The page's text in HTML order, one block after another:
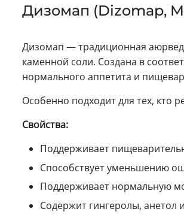
Дизомап (Dizomap,
Дизомап — традиционная
каменной соли. Создана в
нормального аппетита и
Особенно подходит для тех, кто
Свойства:
Поддерживает
Способствует уменьшению
Поддерживает нормальную
Содержит гингеролы, анетол